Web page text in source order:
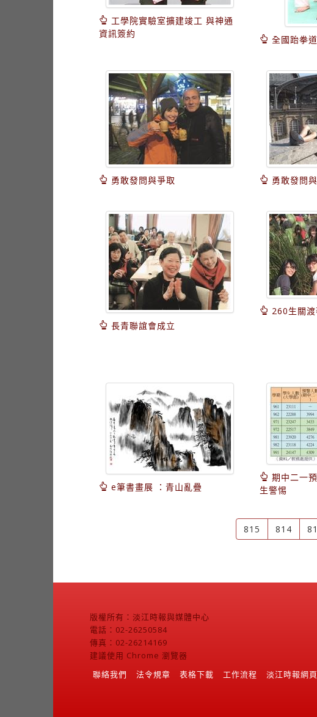
工學院實驗室擴建竣工 與神通
資訊簽約
全國跆拳
勇敢發問與爭取 勇敢發問
長青聯誼會成立
260生關
e筆書畫展 ：青山亂疊
期中二一
生警惕
815 814
版權所有：淡江時報與媒體中心
電話：02-26250584
傳真：02-26214169
建議使用 Chrome 瀏覽器
聯絡我們
法令規章 表格下載 工作流程 淡江時報網